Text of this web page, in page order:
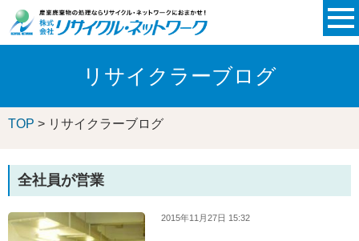
リサイクラーブログ
TOP > リサイクラーブログ
全社員が営業
2015年11月27日 15:32